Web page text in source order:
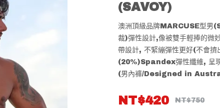
(SAVOY)
澳洲頂級品牌MARCUSE型男
裁)彈性設計,像被雙手輕捧的微
帶設計, 不緊繃彈性更好(不會
(20%)Spandex彈性纖維, 呈現
(男內褲/Designed in
NT$420 NT$750